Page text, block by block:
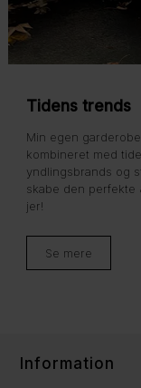
Tidens trends
Min egen
kombineret med
yndlingsbrands og
skabe den perfekte
jer!
Se mere
Information